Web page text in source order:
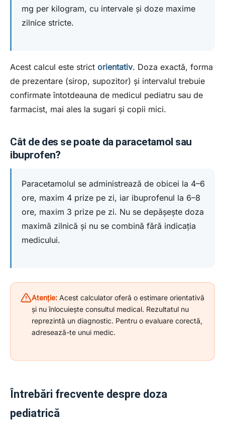
mg per kilogram, cu intervale și doze maxime
zilnice stricte.
Acest calcul este strict orientativ. Doza exactă, forma
de prezentare (sirop, supozitor) și intervalul trebuie
confirmate întotdeauna de medicul pediatru sau de
farmacist, mai ales la sugari și copii mici.
Cât de des se poate da paracetamol sau
ibuprofen?
Paracetamolul se administrează de obicei la 4–6
ore, maxim 4 prize pe zi, iar ibuprofenul la 6–8
ore, maxim 3 prize pe zi. Nu se depășește doza
maximă zilnică și nu se combină fără indicația
medicului.
Atenție: Acest calculator oferă o estimare orientativă
și nu înlocuiește consultul medical. Rezultatul nu
reprezintă un diagnostic. Pentru o evaluare corectă,
adresează-te unui medic.
Întrebări frecvente despre doza
pediatrică